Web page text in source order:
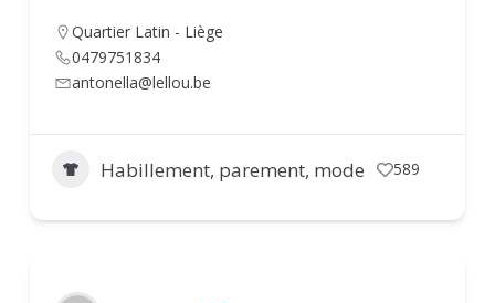
Quartier Latin - Liège
0479751834
antonella@lellou.be
Habillement, parement, mode 589